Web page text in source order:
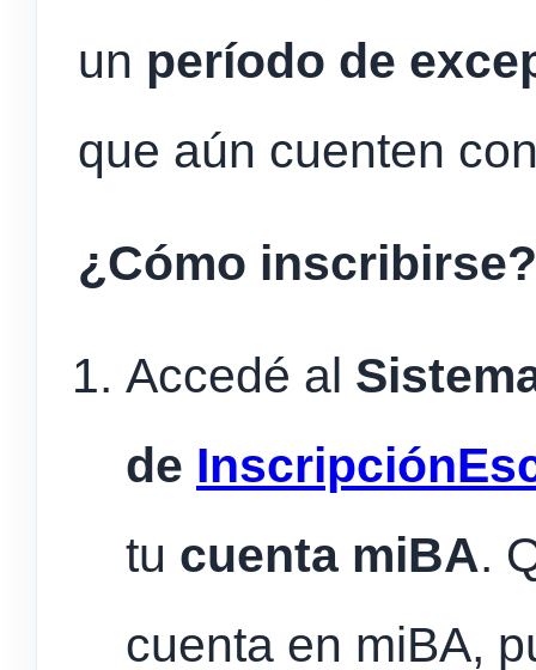
un período de
que aún cuenten
¿Cómo inscribirse?
Accedé al
de Inscripción
tu cuenta miBA.
cuenta en miBA,